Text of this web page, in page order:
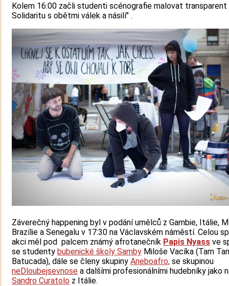
Kolem 16:00 začli studenti scénografie malovat transparent
Solidaritu s obětmi válek a násilí" .
Záverečný happening byl v podání umělců z Gambie, Itálie,
Brazílie a Senegalu v 17:30 na Václavském náměstí. Celou
akci měl pod palcem známý afrotanečník Papis Nyass ve
se studenty bubenické školy Samby Miloše Vacíka (Tam
Batucada), dále se členy skupiny Aneboafro, se skupinou
neDloubejsevnose a dalšími profesionálními hudebníky jako
Sandro Curatolo z Itálie.